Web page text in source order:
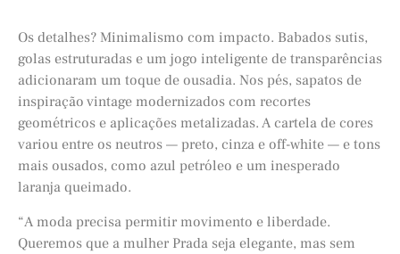
Os detalhes? Minimalismo com impacto. Babados sutis,
golas estruturadas e um jogo inteligente de transparências
adicionaram um toque de ousadia. Nos pés, sapatos de
inspiração vintage modernizados com recortes
geométricos e aplicações metalizadas. A cartela de cores
variou entre os neutros — preto, cinza e off-white — e tons
mais ousados, como azul petróleo e um inesperado
laranja queimado.
“A moda precisa permitir movimento e liberdade.
Queremos que a mulher Prada seja elegante, mas sem